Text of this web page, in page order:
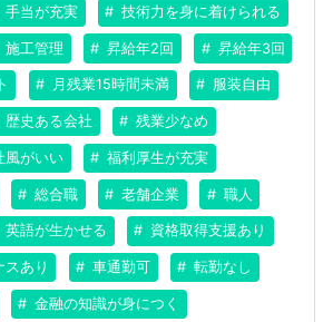
手当が充実 技術力を身に着けられる
施工管理 昇給年2回 昇給年3回
月残業15時間未満 服装自由
歴史ある会社 残業少なめ
風がいい 福利厚生が充実
総合職 老舗企業 職人
英語が生かせる 資格取得支援あり
あり 車通勤可 転勤なし
金融の知識が身につく